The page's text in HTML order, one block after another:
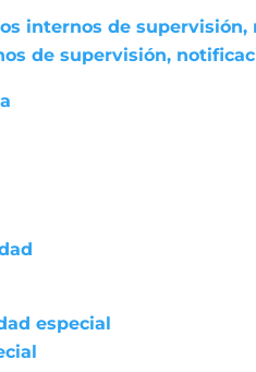
internos de
de supervisión,
especial